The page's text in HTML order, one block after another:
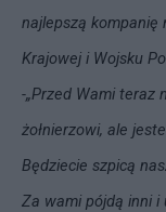
najlepszą kompanię
Krajowej i Wojsku
-„Przed Wami teraz
żołnierzowi, ale
Będziecie szpicą
Za wami pójdą inni i